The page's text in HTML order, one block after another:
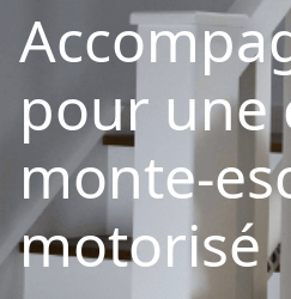
pour une
monte-
motorisé